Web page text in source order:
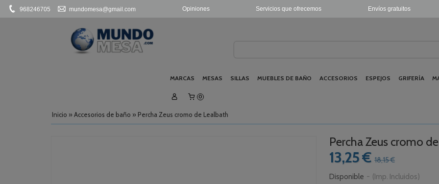
Envíos gratuitos
Servicios que ofrecemos
Opiniones
968246705 mundomesa@gmail.com
MARCAS MESAS SILLAS MUEBLES DE BAÑO ACCESORIOS ESPEJOS GRIFERÍA
0
Inicio » Accesorios de baño » Percha Zeus cromo de Lealbath
Percha Zeus cromo
13,25 € 18,15 €
Disponible - (Imp. Incluidos)